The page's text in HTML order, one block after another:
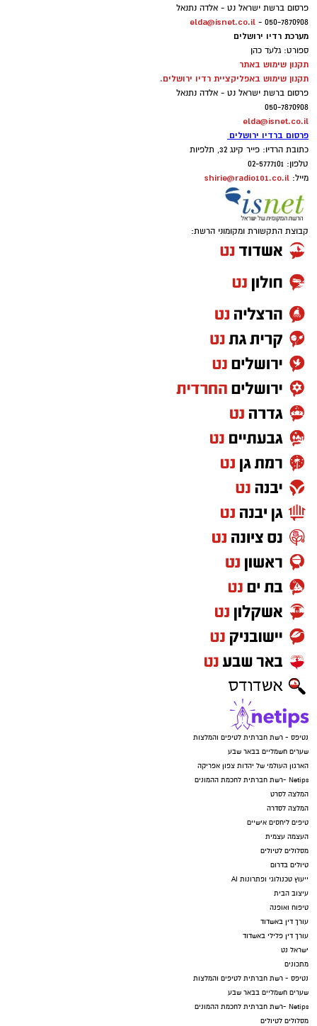
פרסום ברשת ישראל נט - אלדה נתנאל
050-7870908 -
elda@isnet.co.il
מערכת רדיו ירושלים
ספורט: גלעד כהן
תקנון שימוש באתר
תקנון שימוש באפליקציית רדיו ירושלים.
פרסום ברשת ישראל נט - אלדה נתנאל
050-7870908
elda@isnet.co.il
פרסום ברדיו ירושלים
כתובת הרדיו: פייר קינג 32, תלפיות
טלפון: 02-5777101
מייל: shirie@radio101.co.il
קבוצת התקשורת ומקומוני הרשת:
נטיפס - רשת חברתית לטיפים והמלצות
שערים חשמליים בבאר שבע
הארגון העולמי של יהדות צפון אפריקה
Netips -רשת חברתית לחכמת ההמונים
המלצה לסרט
המלצה לסדרה
טיפים ליחסים אישיים
העצמה עצמית
מסלולים לטיולים
טיולים בדרום
ייעוץ טכנולוגי ופתרונות AI
עיצוב הבית
טיפוח ואופנה
עורך דין באשדוד
עורך דין פלילי באשדוד
ישראל נט
מתכונים
נטיפס - רשת חברתית לטיפים והמלצות
שערים חשמליים בבאר שבע
Netips -רשת חברתית לחכמת ההמונים
מסלולים לטיולים